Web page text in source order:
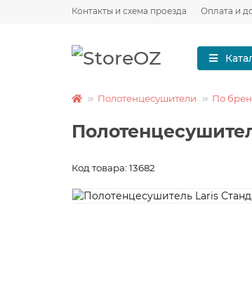
Контакты и схема проезда Оплата и
Полотенцесушители По
Код товара: 13682